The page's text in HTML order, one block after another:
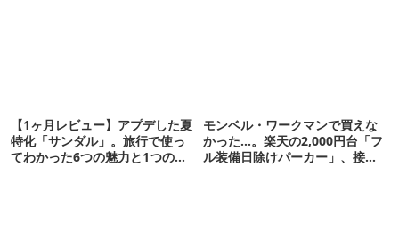
【1ヶ月レビュー】アプデした夏
特化「サンダル」。旅行で使っ
てわかった6つの魅力と1つの注
モンベル・ワークマンで買えな
かった…。楽天の2,000円台「フ
ル装備日除けパーカー」、接触